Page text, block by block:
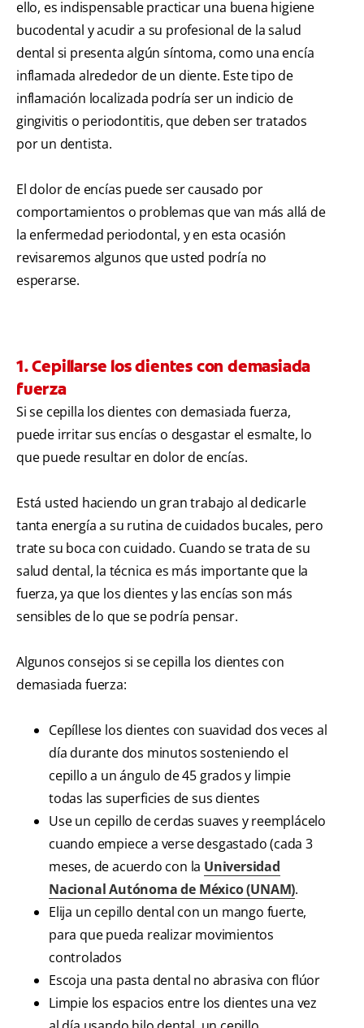
ello, es indispensable practicar una buena higiene
bucodental y acudir a su profesional de la salud
dental si presenta algún síntoma, como una encía
inflamada alrededor de un diente. Este tipo de
inflamación localizada podría ser un indicio de
gingivitis o periodontitis, que deben ser tratados
por un dentista.
El dolor de encías puede ser causado por
comportamientos o problemas que van más allá de
la enfermedad periodontal, y en esta ocasión
revisaremos algunos que usted podría no
esperarse.
1. Cepillarse los dientes con demasiada
fuerza
Si se cepilla los dientes con demasiada fuerza,
puede irritar sus encías o desgastar el esmalte, lo
que puede resultar en dolor de encías.
Está usted haciendo un gran trabajo al dedicarle
tanta energía a su rutina de cuidados bucales, pero
trate su boca con cuidado. Cuando se trata de su
salud dental, la técnica es más importante que la
fuerza, ya que los dientes y las encías son más
sensibles de lo que se podría pensar.
Algunos consejos si se cepilla los dientes con
demasiada fuerza:
Cepíllese los dientes con suavidad dos veces al
día durante dos minutos sosteniendo el
cepillo a un ángulo de 45 grados y limpie
todas las superficies de sus dientes
Use un cepillo de cerdas suaves y reemplácelo
cuando empiece a verse desgastado (cada 3
meses, de acuerdo con la Universidad
Nacional Autónoma de México (UNAM).
Elija un cepillo dental con un mango fuerte,
para que pueda realizar movimientos
controlados
Escoja una pasta dental no abrasiva con flúor
Limpie los espacios entre los dientes una vez